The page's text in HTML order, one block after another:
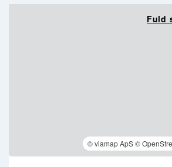
Fuld
© viamap ApS©